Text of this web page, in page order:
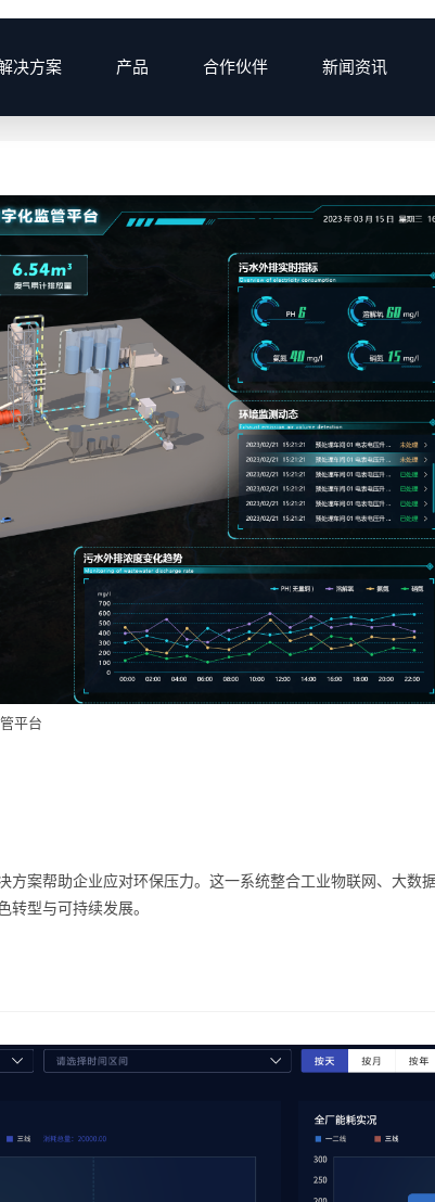
决方案 产品 合作伙伴 新闻资讯
平台
案帮助企业应对环保压力。这一系统整合工业物联网、大数
型与可持续发展。